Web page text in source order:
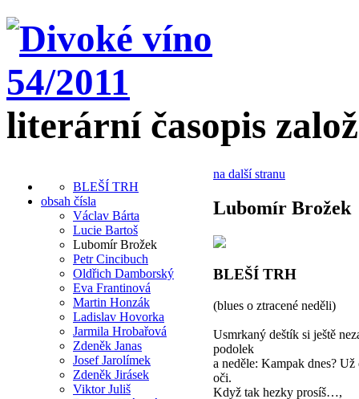
literární časopis
BLEŠÍ TRH
obsah čísla
Václav Bárta
Lucie Bartoš
Lubomír Brožek
Petr Cincibuch
Oldřich Damborský
Eva Frantinová
Martin Honzák
Ladislav Hovorka
Jarmila Hrobařová
Zdeněk Janas
Josef Jarolímek
Zdeněk Jirásek
Viktor Juliš
na další stranu
Lubomír Brožek
BLEŠÍ TRH
(blues o ztracené neděli)
Usmrkaný deštík si ještě
podolek
a neděle: Kampak dnes? Už
oči.
Když tak hezky prosíš…,